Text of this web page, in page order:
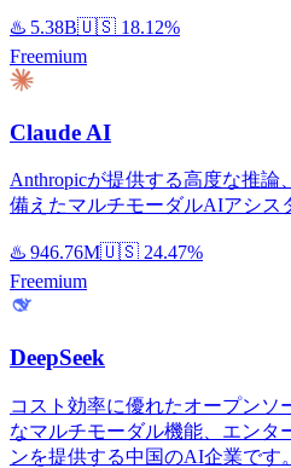
♨️ 5.38B🇺🇸 18.12%
Freemium
Claude AI
Anthropicが提供する高度な推論
備えたマルチモーダルAIアシス
♨️ 946.76M🇺🇸 24.47%
Freemium
DeepSeek
コスト効率に優れたオープンソ
なマルチモーダル機能、エンタ
ンを提供する中国のAI企業です。